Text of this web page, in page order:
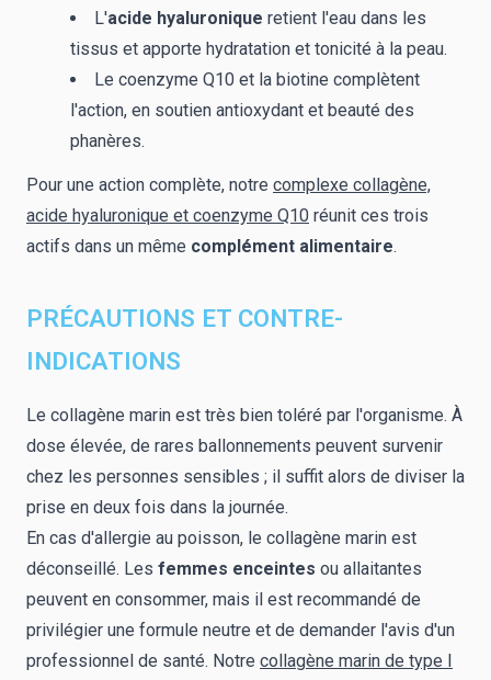
L'acide hyaluronique retient l'eau dans les
tissus et apporte hydratation et tonicité à la peau.
Le coenzyme Q10 et la biotine complètent
l'action, en soutien antioxydant et beauté des
phanères.
Pour une action complète, notre complexe collagène,
acide hyaluronique et coenzyme Q10 réunit ces trois
actifs dans un même complément alimentaire.
PRÉCAUTIONS ET CONTRE-
INDICATIONS
Le collagène marin est très bien toléré par l'organisme. À
dose élevée, de rares ballonnements peuvent survenir
chez les personnes sensibles ; il suffit alors de diviser la
prise en deux fois dans la journée.
En cas d'allergie au poisson, le collagène marin est
déconseillé. Les femmes enceintes ou allaitantes
peuvent en consommer, mais il est recommandé de
privilégier une formule neutre et de demander l'avis d'un
professionnel de santé. Notre collagène marin de type I